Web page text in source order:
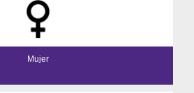
Mujer